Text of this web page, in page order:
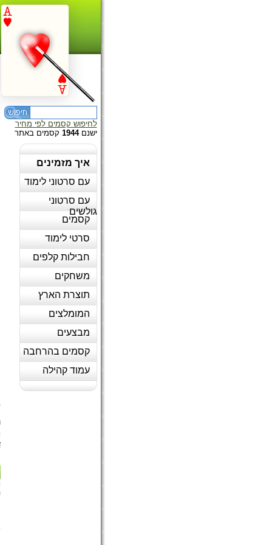
לחיפוש קסמים לפי מחיר
ישנם1944 קסמים באתר
איך מזמינים
עם סרטוני לימוד
עם סרטוני
גולשים
קסמים
סרטי לימוד
חבילות קלפים
משחקים
תוצרת הארץ
המומלצים
מבצעים
קסמים בהרחבה
עמוד קהילה